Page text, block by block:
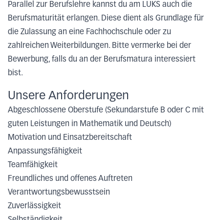
Parallel zur Berufslehre kannst du am LUKS auch die
Berufsmaturität erlangen. Diese dient als Grundlage für
die Zulassung an eine Fachhochschule oder zu
zahlreichen Weiterbildungen. Bitte vermerke bei der
Bewerbung, falls du an der Berufsmatura interessiert
bist.
Unsere Anforderungen
Abgeschlossene Oberstufe (Sekundarstufe B oder C mit
guten Leistungen in Mathematik und Deutsch)
Motivation und Einsatzbereitschaft
Anpassungsfähigkeit
Teamfähigkeit
Freundliches und offenes Auftreten
Verantwortungsbewusstsein
Zuverlässigkeit